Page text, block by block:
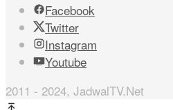
Facebook
Twitter
Instagram
Youtube
2011 - 2024, JadwalTV.Net